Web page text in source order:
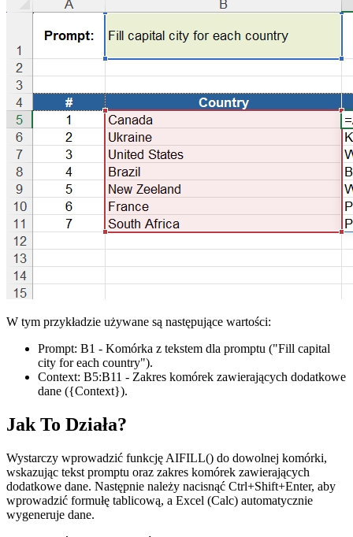
W tym przykładzie używane są następujące wartości:
Prompt: B1 - Komórka z tekstem dla promptu ("Fill capital
city for each country").
Context: B5:B11 - Zakres komórek zawierających dodatkowe
dane ({Context}).
Jak To Działa?
Wystarczy wprowadzić funkcję AIFILL() do dowolnej komórki,
wskazując tekst promptu oraz zakres komórek zawierających
dodatkowe dane. Następnie należy nacisnąć Ctrl+Shift+Enter, aby
wprowadzić formułę tablicową, a Excel (Calc) automatycznie
wygeneruje dane.